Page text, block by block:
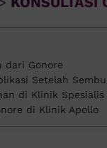
dari Gonore
Setelah
di Klinik Spesialis
di Klinik Apollo